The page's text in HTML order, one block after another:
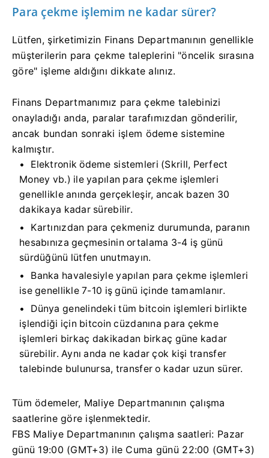
Para çekme işlemim ne kadar sürer?
Lütfen, şirketimizin Finans Departmanının genellikle
müşterilerin para çekme taleplerini "öncelik sırasına
göre" işleme aldığını dikkate alınız.
Finans Departmanımız para çekme talebinizi
onayladığı anda, paralar tarafımızdan gönderilir,
ancak bundan sonraki işlem ödeme sistemine
kalmıştır.
Elektronik ödeme sistemleri (Skrill, Perfect
Money vb.) ile yapılan para çekme işlemleri
genellikle anında gerçekleşir, ancak bazen 30
dakikaya kadar sürebilir.
Kartınızdan para çekmeniz durumunda, paranın
hesabınıza geçmesinin ortalama 3-4 iş günü
sürdüğünü lütfen unutmayın.
Banka havalesiyle yapılan para çekme işlemleri
ise genellikle 7-10 iş günü içinde tamamlanır.
Dünya genelindeki tüm bitcoin işlemleri birlikte
işlendiği için bitcoin cüzdanına para çekme
işlemleri birkaç dakikadan birkaç güne kadar
sürebilir. Aynı anda ne kadar çok kişi transfer
talebinde bulunursa, transfer o kadar uzun sürer.
Tüm ödemeler, Maliye Departmanının çalışma
saatlerine göre işlenmektedir.
FBS Maliye Departmanının çalışma saatleri: Pazar
günü 19:00 (GMT+3) ile Cuma günü 22:00 (GMT+3)